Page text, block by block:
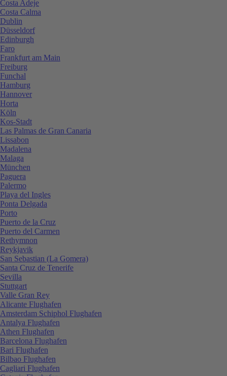
Costa Adeje
Costa Calma
Dublin
Düsseldorf
Edinburgh
Faro
Frankfurt am Main
Freiburg
Funchal
Hamburg
Hannover
Horta
Köln
Kos-Stadt
Las Palmas de Gran Canaria
Lissabon
Madalena
Malaga
München
Paguera
Palermo
Playa del Ingles
Ponta Delgada
Porto
Puerto de la Cruz
Puerto del Carmen
Rethymnon
Reykjavik
San Sebastian (La Gomera)
Santa Cruz de Tenerife
Sevilla
Stuttgart
Valle Gran Rey
Alicante Flughafen
Amsterdam Schiphol Flughafen
Antalya Flughafen
Athen Flughafen
Barcelona Flughafen
Bari Flughafen
Bilbao Flughafen
Cagliari Flughafen